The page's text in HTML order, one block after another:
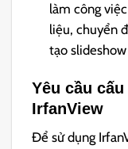
làm công
liệu, chuyển
tạo
Yêu cầu
IrfanView
Để sử dụng